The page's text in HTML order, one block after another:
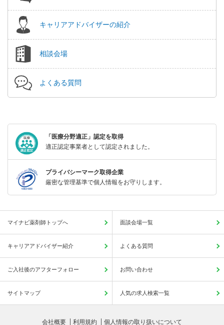
キャリアアドバイザーの紹介
相談会場
よくある質問
「医療分野適正」認定を取得
適正認定事業者として認定されました。
プライバシーマーク取得企業
厳密な管理基準で個人情報をお守りします。
マイナビ薬剤師トップへ 面談会場一覧
キャリアアドバイザー紹介 よくある質問
ご入社後のアフターフォロー お問い合わせ
サイトマップ 人気の求人検索一覧
会社概要 利用規約 個人情報の取り扱いについて